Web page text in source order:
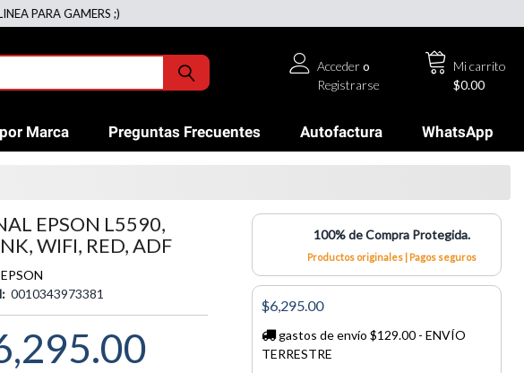
GAMERS ;)
Mi carrito
$0.00
Accedero
Registrarse
Marca Preguntas Frecuentes Autofactura WhatsApp
EPSON L5590,
WIFI, RED, ADF
EPSON
0010343973381
100% de Compra Protegida.
Productos originales | Pagos seguros
$6,295.00
gastos de envío $129.00 - ENVÍO
TERRESTRE